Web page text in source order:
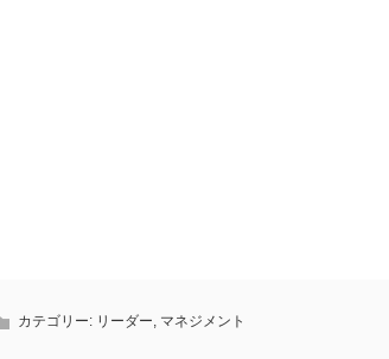
カテゴリー: リーダー, マネジメント